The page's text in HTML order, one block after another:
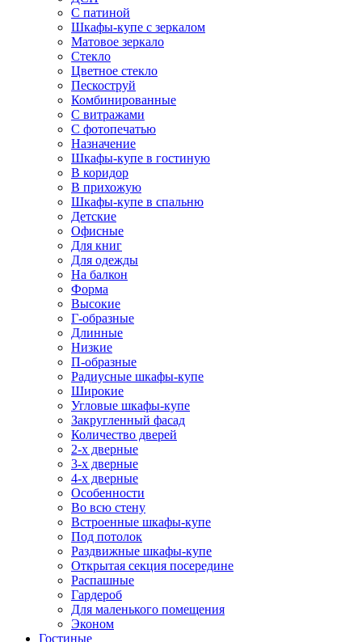
С патиной
Шкафы-купе с зеркалом
Матовое зеркало
Стекло
Цветное стекло
Пескоструй
Комбинированные
С витражами
С фотопечатью
Назначение
Шкафы-купе в гостиную
В коридор
В прихожую
Шкафы-купе в спальню
Детские
Офисные
Для книг
Для одежды
На балкон
Форма
Высокие
Г-образные
Длинные
Низкие
П-образные
Радиусные шкафы-купе
Широкие
Угловые шкафы-купе
Закругленный фасад
Количество дверей
2-х дверные
3-х дверные
4-х дверные
Особенности
Во всю стену
Встроенные шкафы-купе
Под потолок
Раздвижные шкафы-купе
Открытая секция посередине
Распашные
Гардероб
Для маленького помещения
Эконом
Гостиные